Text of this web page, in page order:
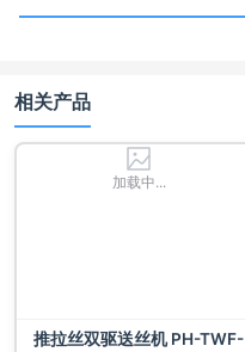
相关产品
加载中...
推拉丝双驱送丝机 PH-TWF-